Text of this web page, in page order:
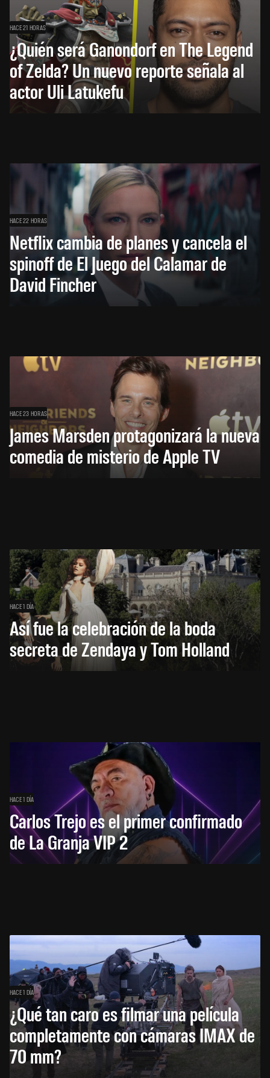
HACE 21 HORAS
¿Quién será Ganondorf en The Legend
of Zelda? Un nuevo reporte señala al
actor Uli Latukefu
HACE 22 HORAS
Netflix cambia de planes y cancela el
spinoff de El Juego del Calamar de
David Fincher
HACE 23 HORAS
James Marsden protagonizará la nueva
comedia de misterio de Apple TV
HACE 1 DÍA
Así fue la celebración de la boda
secreta de Zendaya y Tom Holland
HACE 1 DÍA
Carlos Trejo es el primer confirmado
de La Granja VIP 2
HACE 1 DÍA
¿Qué tan caro es filmar una película
completamente con cámaras IMAX de
70 mm?